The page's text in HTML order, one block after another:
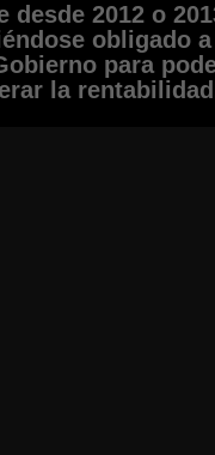
desde 2012 o
obligado
para
la